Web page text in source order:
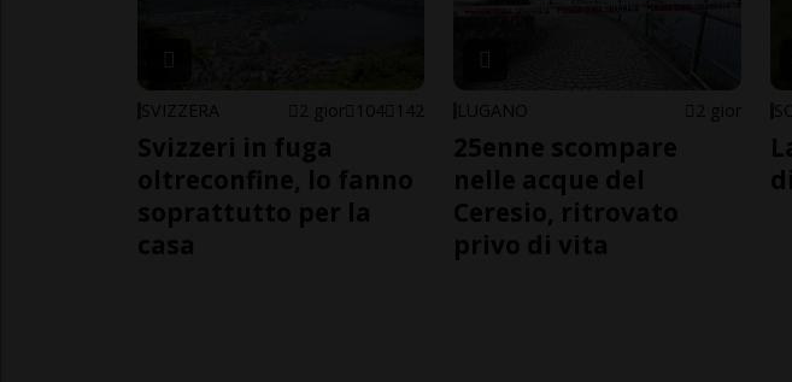
SVIZZERA 2 gior 104 142
Svizzeri in fuga
oltreconfine, lo fanno
soprattutto per la
casa
LUGANO 2 gior
25enne scompare
nelle acque del
Ceresio, ritrovato
privo di vita